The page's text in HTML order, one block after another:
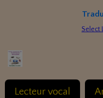
Select
Lecteur vocal